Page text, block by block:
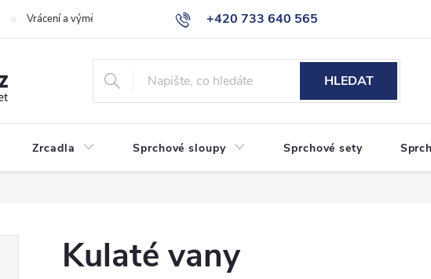
+420 733 640 565
info@eshop-sanita.cz
Vrácení a výměna zboží Reklamace Obchodní podmínky
HLEDAT
Zrcadla Sprchové sloupy Sprchové sety
Kulaté vany